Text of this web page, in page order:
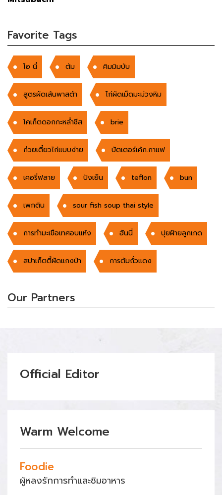
Favorite Tags
โอ นี่ ต้ม คิมมิมบับ
สูตรผัดเส้นพาสต้า ไก่ผัดเม็ดมะม่วงหิม
โคเก็ตดอกกะหล่ำชีส brie
ก๋วยเตี๋ยวไก่แบบง่าย บัตเตอร์เค้ก.กาแฟ
เคอรี่ฟลาย ปังเย็น teflon bun
เพกติน sour fish soup thai style
การทำมะเขือเทศอบแห้ง ฮันนี่ ปุยฝ้ายลูกเกด
สปาเก็ตตี้ผัดแกงป่า การต้มถั่วแดง
Our Partners
Official Editor
Warm Welcome
Foodie
ผู้หลงรักการทำและชิมอาหาร